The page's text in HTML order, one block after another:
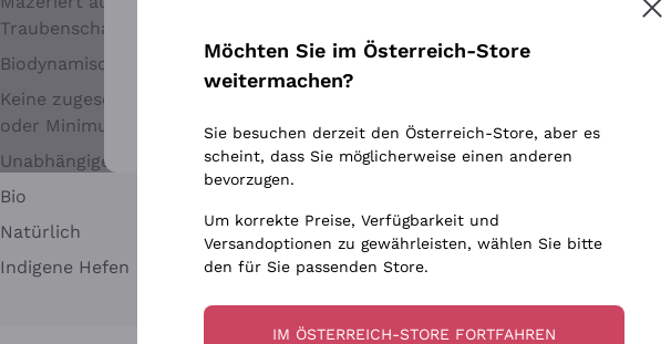
Traubenschalen
Biodynamisch
Keine zugesetzten Sulfite
oder Minimum
Unabhängige Weinbauern
Bio
Natürlich
Indigene Hefen
Occhipinti Arianna
Biondi Santi
Argiolas
Zenato
Ca' dei Frati
Chardonnay
Weitere Informationen finden Sie in unserem Datenschutz-Bestimmungen
Möchten Sie im Österreich-Store
weitermachen?
Sie besuchen derzeit den Österreich-Store, aber es
scheint, dass Sie möglicherweise einen anderen
bevorzugen.
Um korrekte Preise, Verfügbarkeit und
Versandoptionen zu gewährleisten, wählen Sie bitte
den für Sie passenden Store.
IM ÖSTERREICH-STORE FORTFAHREN